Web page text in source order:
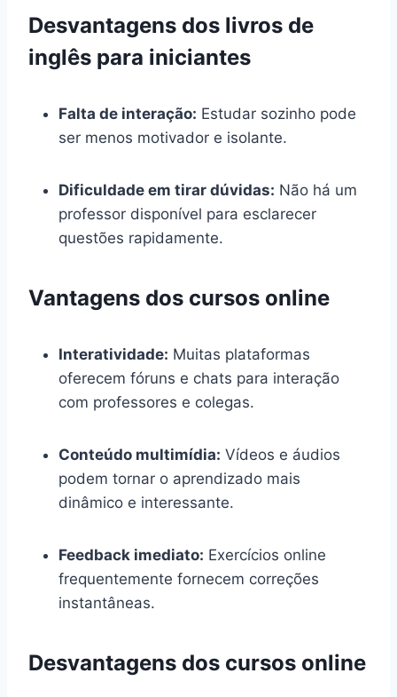
Desvantagens dos livros de
inglês para iniciantes
Falta de interação: Estudar sozinho pode
ser menos motivador e isolante.
Dificuldade em tirar dúvidas: Não há um
professor disponível para esclarecer
questões rapidamente.
Vantagens dos cursos online
Interatividade: Muitas plataformas
oferecem fóruns e chats para interação
com professores e colegas.
Conteúdo multimídia: Vídeos e áudios
podem tornar o aprendizado mais
dinâmico e interessante.
Feedback imediato: Exercícios online
frequentemente fornecem correções
instantâneas.
Desvantagens dos cursos online